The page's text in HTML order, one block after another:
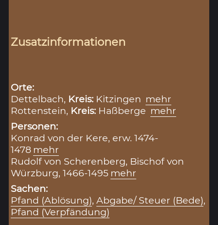
Zusatzinformationen
Orte:
Dettelbach, Kreis: Kitzingen mehr
Rottenstein, Kreis: Haßberge mehr
Personen:
Konrad von der Kere, erw. 1474-
1478 mehr
Rudolf von Scherenberg, Bischof von
Würzburg, 1466-1495 mehr
Sachen:
Pfand (Ablösung),Abgabe/ Steuer (Bede),
Pfand (Verpfändung)